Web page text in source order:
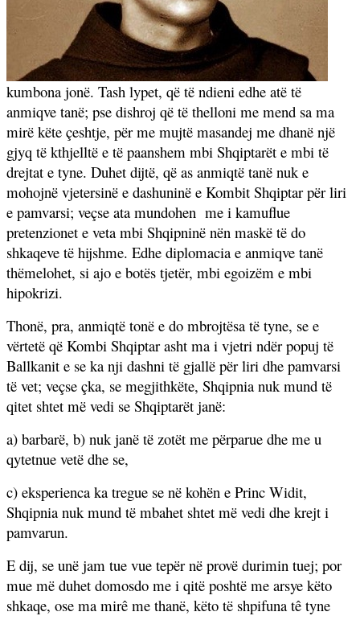
kumbona jonë. Tash lypet, që të ndieni edhe atë të
anmiqve tanë; pse dishroj që të thelloni me mend sa ma
mirë këte çeshtje, për me mujtë masandej me dhanë një
gjyq të kthjelltë e të paanshem mbi Shqiptarët e mbi të
drejtat e tyne. Duhet dijtë, që as anmiqtë tanë nuk e
mohojnë vjetersinë e dashuninë e Kombit Shqiptar për liri
e pamvarsi; veçse ata mundohen me i kamuflue
pretenzionet e veta mbi Shqipninë nën maskë të do
shkaqeve të hijshme. Edhe diplomacia e anmiqve tanë
thëmelohet, si ajo e botës tjetër, mbi egoizëm e mbi
hipokrizi.
Thonë, pra, anmiqtë tonë e do mbrojtësa të tyne, se e
vërtetë që Kombi Shqiptar asht ma i vjetri ndër popuj të
Ballkanit e se ka nji dashni të gjallë për liri dhe pamvarsi
të vet; veçse çka, se megjithkëte, Shqipnia nuk mund të
qitet shtet më vedi se Shqiptarët janë:
a) barbarë, b) nuk janë të zotët me përparue dhe me u
qytetnue vetë dhe se,
c) eksperienca ka tregue se në kohën e Princ Widit,
Shqipnia nuk mund të mbahet shtet më vedi dhe krejt i
pamvarun.
E dij, se unë jam tue vue tepër në provë durimin tuej; por
mue më duhet domosdo me i qitë poshtë me arsye këto
shkaqe, ose ma mirê me thanë, këto të shpifuna tê tyne